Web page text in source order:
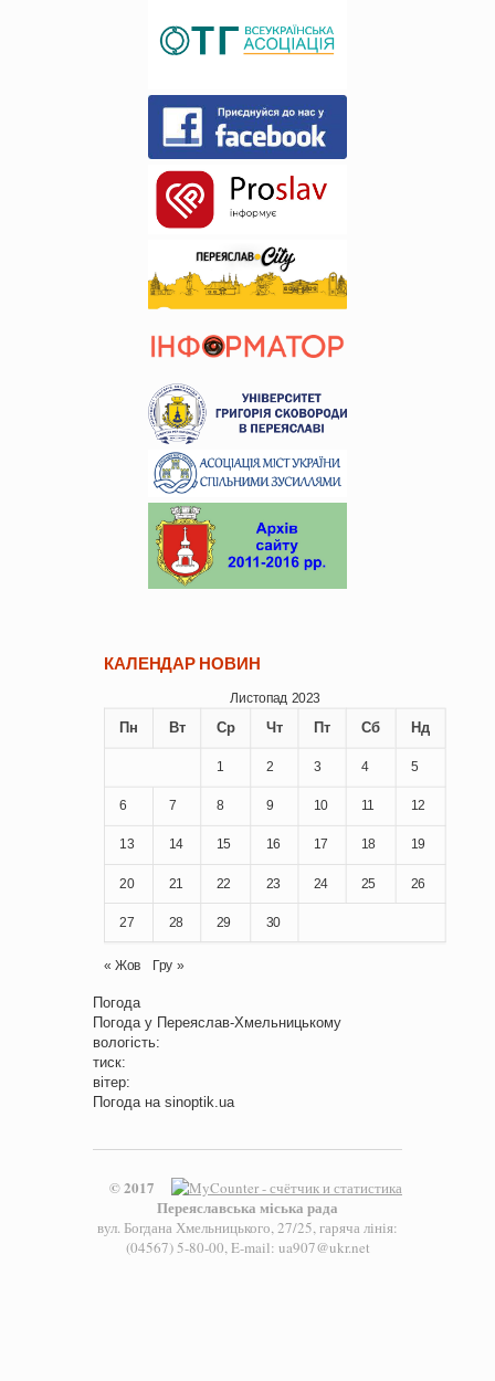
КАЛЕНДАР НОВИН
Листопад 2023
Пн Вт Ср Чт Пт Сб Нд
1 2 3 4 5
6 7 8 9 10 11 12
13 14 15 16 17 18 19
20 21 22 23 24 25 26
27 28 29 30
« Жов Гру »
Погода
Погода у Переяслав-Хмельницькому
вологість:
тиск:
вітер:
Погода на sinoptik.ua
© 2017
Переяславська міська рада
вул. Богдана Хмельницького, 27/25, гаряча лінія:
(04567) 5-80-00, E-mail: ua907@ukr.net